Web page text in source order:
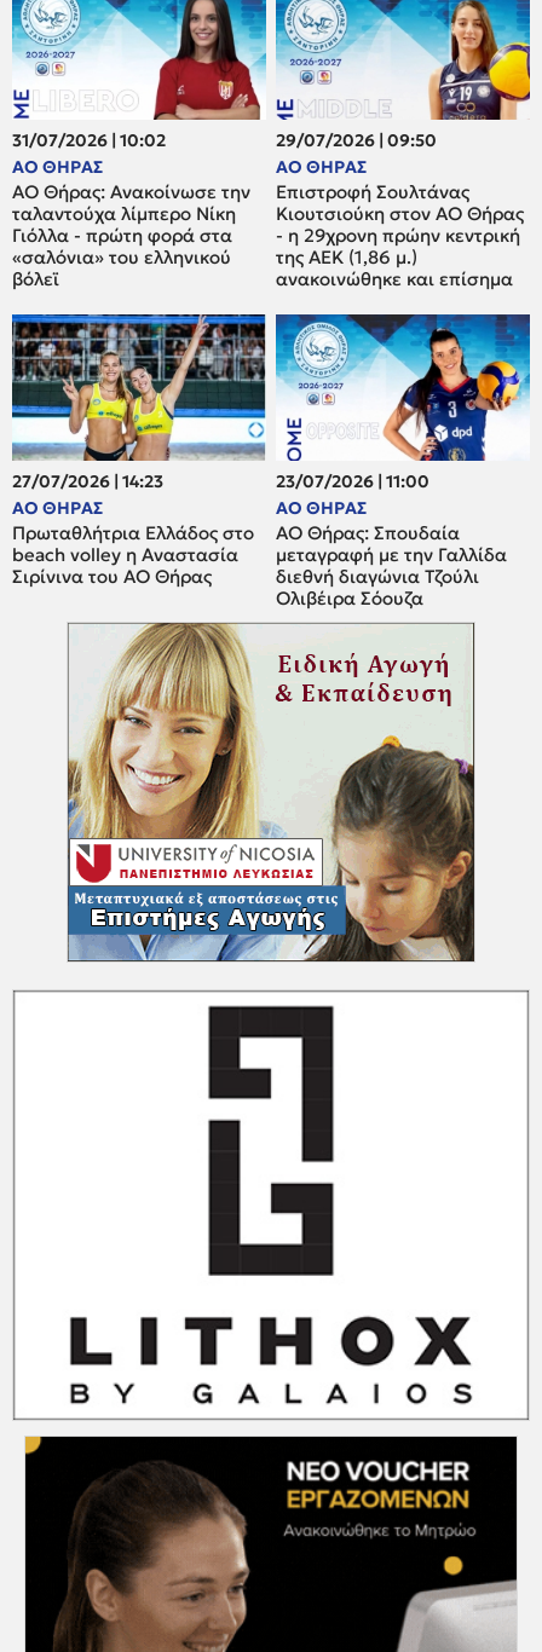
31/07/2026 | 10:02
ΑΟ ΘΗΡΑΣ
ΑΟ Θήρας: Ανακοίνωσε την
ταλαντούχα λίμπερο Νίκη
Γιόλλα - πρώτη φορά στα
«σαλόνια» του ελληνικού
βόλεϊ
29/07/2026 | 09:50
ΑΟ ΘΗΡΑΣ
Επιστροφή Σουλτάνας
Κιουτσιούκη στον ΑΟ Θήρας
- η 29χρονη πρώην κεντρική
της ΑΕΚ (1,86 μ.)
ανακοινώθηκε και επίσημα
27/07/2026 | 14:23
ΑΟ ΘΗΡΑΣ
Πρωταθλήτρια Ελλάδος στο
beach volley η Αναστασία
Σιρίνινα του ΑΟ Θήρας
23/07/2026 | 11:00
ΑΟ ΘΗΡΑΣ
ΑΟ Θήρας: Σπουδαία
μεταγραφή με την Γαλλίδα
διεθνή διαγώνια Τζούλι
Ολιβέιρα Σόουζα